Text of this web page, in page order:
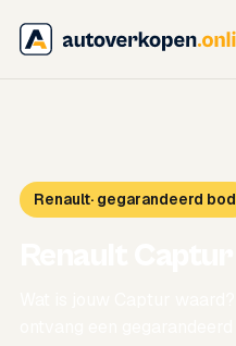
Renault· gegarandeerd bod